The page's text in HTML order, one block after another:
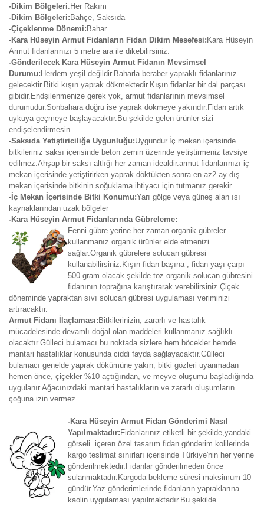
-Dikim Bölgeleri:Her Rakım
-Dikim Bölgeleri: Bahçe, Saksıda
-Çiçeklenme Dönemi: Bahar
-Kara Hüseyin Armut Fidanların Fidan Dikim Mesefesi: Kara Hüseyin
Armut fidanlarınızı 5 metre ara ile dikebilirsiniz.
-Gönderilecek Kara Hüseyin Armut Fidanın Mevsimsel
Durumu: Herdem yeşil değildir.Baharla beraber yapraklı fidanlarınız
gelecektir.Bitki kışın yaprak dökmektedir.Kışın fidanlar bir dal parçası
gibidir.Endşilenmenize gerek yok, armut fidanlarının mevsimsel
durumudur.Sonbahara doğru ise yaprak dökmeye yakındır.Fidan artık
uykuya geçmeye başlayacaktır.Bu şekilde gelen ürünler sizi
endişelendirmesin
-Saksıda Yetiştiriciliğe Uygunluğu:Uygundur.İç mekan içerisinde
bitkileriniz saksı içerisinde beton zemin üzerinde yetiştirmeniz tavsiye
edilmez.Ahşap bir saksı altlığı her zaman idealdir.armut fidanlarınızı iç
mekan içerisinde yetiştirirken yaprak döktükten sonra en az2 ay dış
mekan içerisinde bitkinin soğuklama ihtiyacı için tutmanız gerekir.
-İç Mekan İçerisinde Bitki Konumu:Yarı gölge veya güneş alan ısı
kaynaklarından uzak bölgeler
-Kara Hüseyin Armut Fidanlarında Gübreleme:
Fenni gübre yerine her zaman organik gübreler
kullanmanız organik ürünler elde etmenizi
sağlar.Organik gübrelere solucan gübresi
kullanabilirsiniz.Kışın fidan başına , fidan yaşı çarpı
500 gram olacak şekilde toz organik solucan gübresini
fidanının toprağına karıştırarak verebilirsiniz.Çiçek
döneminde yapraktan sıvı solucan gübresi uygulaması veriminizi
artıracaktır.
Armut Fidanı İlaçlaması: Bitkilerinizin, zararlı ve hastalık
mücadelesinde devamlı doğal olan maddeleri kullanmanız sağlıklı
olacaktır.Gülleci bulamacı bu noktada sizlere hem böcekler hemde
mantari hastalıklar konusunda ciddi fayda sağlayacaktır.Gülleci
bulamacı genelde yaprak dökümüne yakın, bitki gözleri uyanmadan
hemen önce, çiçekler %10 açtığından, ve meyve oluşumu başladığında
uygulanır.Ağacınızdaki mantari hastalıkların ve zararlı oluşumların
çoğuna izin vermez.
-Kara Hüseyin Armut Fidan Gönderimi Nasıl
Yapılmaktadır: Fidanlarınız etiketli bir şekilde,yandaki
görseli içeren özel tasarım fidan gönderim kolilerinde
kargo teslimat sınırları içerisinde Türkiye'nin her yerine
gönderilmektedir.Fidanlar gönderilmeden önce
sulanmaktadır.Kargoda bekleme süresi maksimum 10
gündür.Yaz gönderimlerinde fidanların yapraklarına
kaolin uygulaması yapılmaktadır.Bu şekilde